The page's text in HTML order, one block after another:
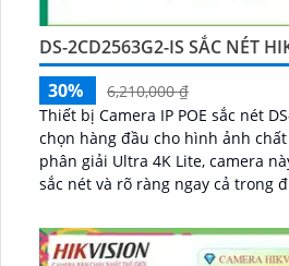
DS-2CD2563G2-IS SẮC NÉT
30%
6,210,000 ₫
Thiết bị Camera IP POE sắc nét
chọn hàng đầu cho hình ảnh chất
phân giải Ultra 4K Lite, camera
sắc nét và rõ ràng ngay cả trong